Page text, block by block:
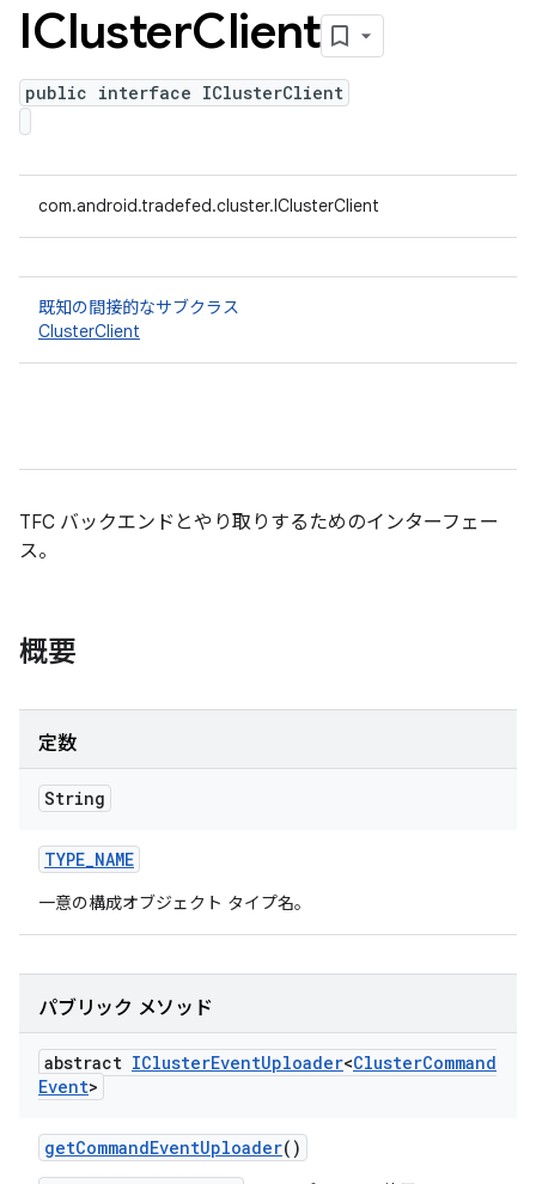
IClusterClient
public interface IClusterClient
com.android.tradefed.cluster.IClusterClient
既知の間接的なサブクラス
ClusterClient
TFC バックエンドとやり取りするためのインターフェー
ス。
概要
定数
String
TYPE_NAME
一意の構成オブジェクト タイプ名。
パブリック メソッド
abstract IClusterEventUploader<ClusterCommand
Event>
getCommandEventUploader()